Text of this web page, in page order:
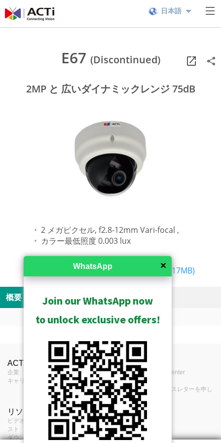
日本語
E67 (Discontinued)
2MP と 広いダイナミックレンジ 75dB
2 メガピクセル, f2.8-12mm Vari-focal ,
カラー最低照度 0.003 lux
Camera Firmware V6.21.03 (17MB)
概要 仕様 リソース 関連した製品
製品プロフィール
ドームカメラ
アプリケーショ
屋内
最大解像度
2MP
イメージセンサ
プログレッシブスキャンCMOS
保管されたものを見る
Product Specifications
Camera Firmware V6.21.03 Release
Notes (590KB)
Camera Firmware V6.19.11 Release
Notes (538KB)
How to Use Audio-in of ACTi
Cameras (309KB)
Videos
E67 Brand comparison video: Resolution
中止されたものを見る
パーツの取り付け - カメラマウント
PMAX-0102
Straight Tube
USD $272.00
ACTiについて
企業
キャリア
お問合せ
お問合せ
購入場所
フィードバック
Press Center
イベント
eニュースレターを申し
リソース
ビデオクリップとプレイリ
スト
ダウンロード・センター
項目
サービス項目
個人情報保護方針
クッキー・ポリシ
✕
WhatsApp
Join our WhatsApp now
to unlock exclusive offers!